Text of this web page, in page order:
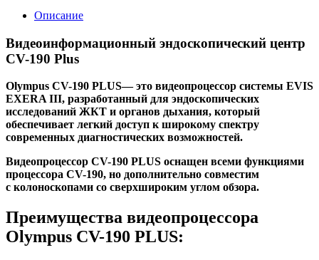
Описание
Видеоинформационный эндоскопический центр
CV-190 Plus
Olympus CV-190 PLUS— это видеопроцессор системы EVIS
EXERA III, разработанный для эндоскопических
исследований ЖКТ и органов дыхания, который
обеспечивает легкий доступ к широкому спектру
современных диагностических возможностей.
Видеопроцессор CV-190 PLUS оснащен всеми функциями
процессора CV-190, но дополнительно совместим
с колоноскопами со сверхшироким углом обзора.
Преимущества видеопроцессора
Olympus CV-190 PLUS: